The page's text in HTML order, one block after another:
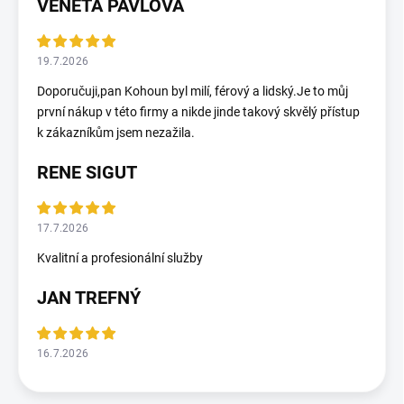
VENETA PAVLOVA
19.7.2026
Doporučuji,pan Kohoun byl milí, férový a lidský.Je to můj
první nákup v této firmy a nikde jinde takový skvělý přístup
k zákazníkům jsem nezažila.
RENE SIGUT
17.7.2026
Kvalitní a profesionální služby
JAN TREFNÝ
16.7.2026